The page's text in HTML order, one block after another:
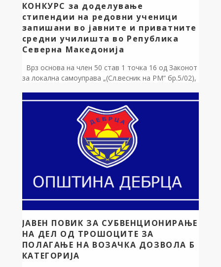
КОНКУРС за доделување
стипендии на редовни ученици
запишани во јавните и приватните
средни училишта во Република
Северна Македонија
Врз основа на член 50 став 1 точка 16 од Законот
за локална самоуправа „(Сл.весник на РМ“ бр.5/02),
Дебрца, како и Правилникот за доделување
стипендии на редовни ученици запишани во јавните
и приватните средни училишта во Република
Северна Македонија, број 01-342/1 од 12.03.2026
ЈАВЕН ПОВИК ЗА СУБВЕНЦИОНИРАЊЕ
НА ДЕЛ ОД ТРОШОЦИТЕ ЗА
ПОЛАГАЊЕ НА ВОЗАЧКА ДОЗВОЛА Б
КАТЕГОРИЈА